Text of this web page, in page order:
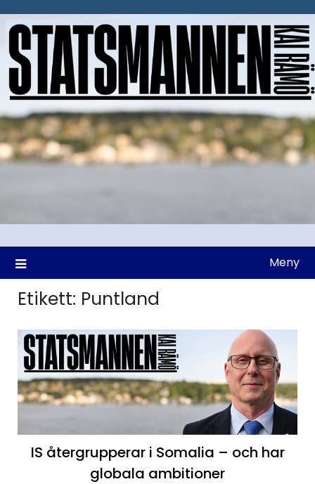
till
Meny
Etikett: Puntland
IS återgrupperar i Somalia – och har
globala ambitioner